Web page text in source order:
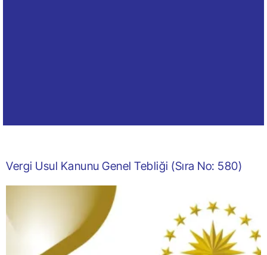
Vergi Usul Kanunu Genel Tebliği (Sıra No: 580)